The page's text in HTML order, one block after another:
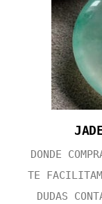
DONDE
TE
DUDAS